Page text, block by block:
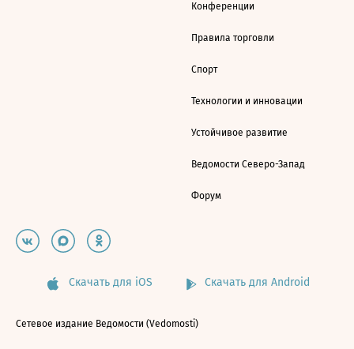
Конференции
Правила торговли
Спорт
Технологии и инновации
Устойчивое развитие
Ведомости Северо-Запад
Форум
Скачать для iOS Скачать для Android
Сетевое издание Ведомости (Vedomosti)